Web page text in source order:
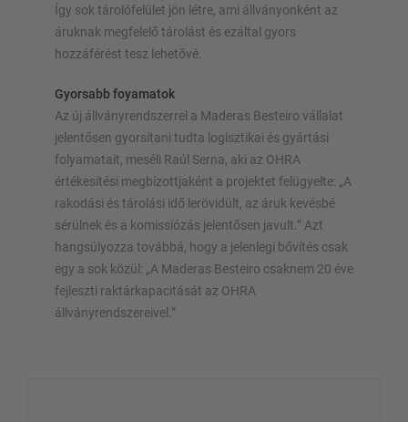
Így sok tárolófelület jön létre, ami állványonként az
áruknak megfelelő tárolást és ezáltal gyors
hozzáférést tesz lehetővé.
Gyorsabb foyamatok
Az új állványrendszerrel a Maderas Besteiro vállalat
jelentősen gyorsítani tudta logisztikai és gyártási
folyamatait, meséli Raúl Serna, aki az OHRA
értékesítési megbízottjaként a projektet felügyelte: „A
rakodási és tárolási idő lerövidült, az áruk kevésbé
sérülnek és a komissiózás jelentősen javult.” Azt
hangsúlyozza továbbá, hogy a jelenlegi bővítés csak
egy a sok közül: „A Maderas Besteiro csaknem 20 éve
fejleszti raktárkapacitását az OHRA
állványrendszereivel.”